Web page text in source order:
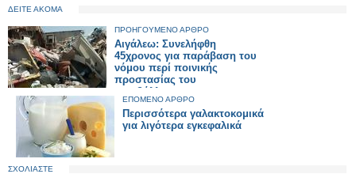
ΔΕΙΤΕ ΑΚΟΜΑ
ΠΡΟΗΓΟΥΜΕΝΟ ΑΡΘΡΟ
Αιγάλεω: Συνελήφθη
45χρονος για παράβαση του
νόμου περί ποινικής
προστασίας του
περιβάλλοντος
ΕΠΟΜΕΝΟ ΑΡΘΡΟ
Περισσότερα γαλακτοκομικά
για λιγότερα εγκεφαλικά
ΣΧΟΛΙΑΣΤΕ